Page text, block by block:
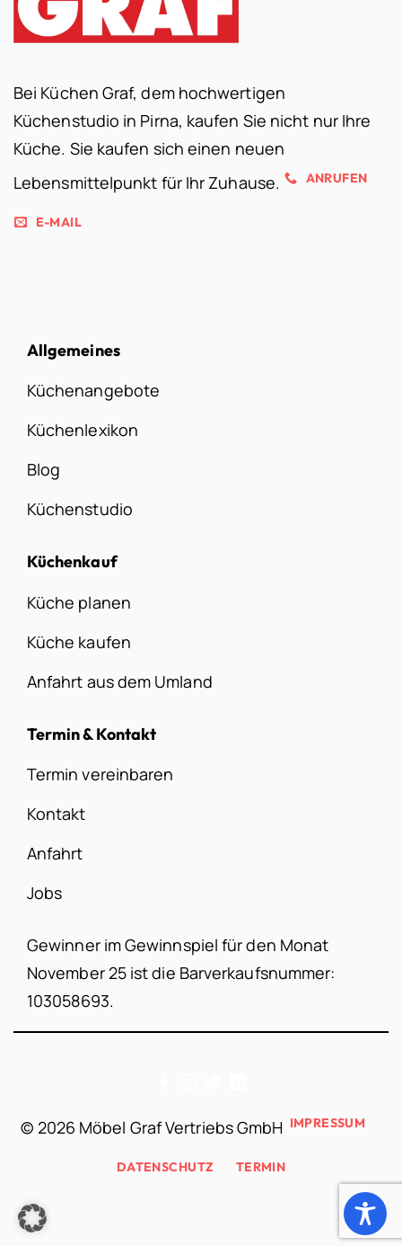
Bei Küchen Graf, dem hochwertigen
Küchenstudio in Pirna, kaufen Sie nicht nur Ihre
Küche. Sie kaufen sich einen neuen
Lebensmittelpunkt für Ihr Zuhause.
ANRUFEN
E-MAIL
Allgemeines
Küchenangebote
Küchenlexikon
Blog
Küchenstudio
Küchenkauf
Küche planen
Küche kaufen
Anfahrt aus dem Umland
Termin & Kontakt
Termin vereinbaren
Kontakt
Anfahrt
Jobs
Gewinner im Gewinnspiel für den Monat
November 25 ist die Barverkaufsnummer:
103058693.
© 2026 Möbel Graf Vertriebs GmbH IMPRESSUM
DATENSCHUTZ TERMIN